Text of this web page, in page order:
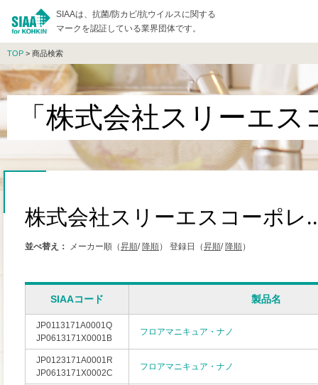
SIAAは、抗菌/防カビ/抗ウイルスに関する
マークを認証している業界団体です。
TOP > 商品検索
「株式会社スリーエ
株式会社スリーエスコーポレ
並べ替え： メーカー順（昇順/ 降順） 登録日（昇順/ 降順）
SIAAコード 製品名
JP0113171A0001Q
JP0613171X0001B
フロアマニキュア・ナノ
JP0123171A0001R
JP0613171X0002C
フロアマニキュア・ナノ